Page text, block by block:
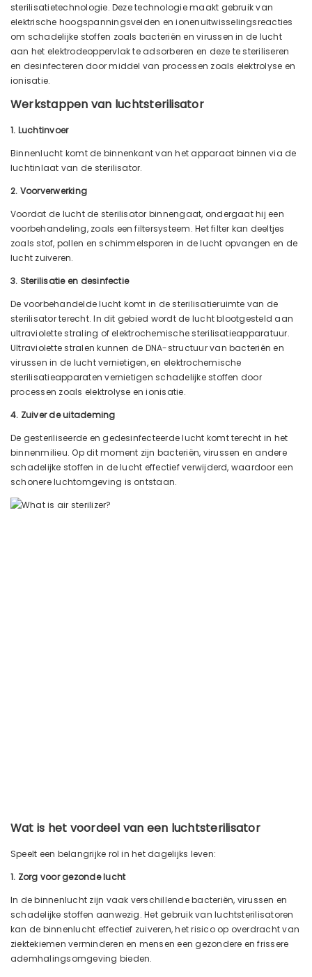
sterilisatietechnologie. Deze technologie maakt gebruik van
elektrische hoogspanningsvelden en ionenuitwisselingsreacties
om schadelijke stoffen zoals bacteriën en virussen in de lucht
aan het elektrodeoppervlak te adsorberen en deze te steriliseren
en desinfecteren door middel van processen zoals elektrolyse en
ionisatie.
Werkstappen van luchtsterilisator
1. Luchtinvoer
Binnenlucht komt de binnenkant van het apparaat binnen via de
luchtinlaat van de sterilisator.
2. Voorverwerking
Voordat de lucht de sterilisator binnengaat, ondergaat hij een
voorbehandeling, zoals een filtersysteem. Het filter kan deeltjes
zoals stof, pollen en schimmelsporen in de lucht opvangen en de
lucht zuiveren.
3. Sterilisatie en desinfectie
De voorbehandelde lucht komt in de sterilisatieruimte van de
sterilisator terecht. In dit gebied wordt de lucht blootgesteld aan
ultraviolette straling of elektrochemische sterilisatieapparatuur.
Ultraviolette stralen kunnen de DNA-structuur van bacteriën en
virussen in de lucht vernietigen, en elektrochemische
sterilisatieapparaten vernietigen schadelijke stoffen door
processen zoals elektrolyse en ionisatie.
4. Zuiver de uitademing
De gesteriliseerde en gedesinfecteerde lucht komt terecht in het
binnenmilieu. Op dit moment zijn bacteriën, virussen en andere
schadelijke stoffen in de lucht effectief verwijderd, waardoor een
schonere luchtomgeving is ontstaan.
Wat is het voordeel van een luchtsterilisator
Speelt een belangrijke rol in het dagelijks leven:
1. Zorg voor gezonde lucht
In de binnenlucht zijn vaak verschillende bacteriën, virussen en
schadelijke stoffen aanwezig. Het gebruik van luchtsterilisatoren
kan de binnenlucht effectief zuiveren, het risico op overdracht van
ziektekiemen verminderen en mensen een gezondere en frissere
ademhalingsomgeving bieden.